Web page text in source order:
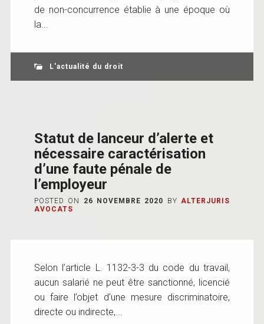
de non-concurrence établie à une époque où
la...
L'actualité du droit
Statut de lanceur d’alerte et
nécessaire caractérisation
d’une faute pénale de
l’employeur
POSTED ON 26 NOVEMBRE 2020 BY ALTERJURIS
AVOCATS
Selon l’article L. 1132-3-3 du code du travail,
aucun salarié ne peut être sanctionné, licencié
ou faire l’objet d’une mesure discriminatoire,
directe ou indirecte,...